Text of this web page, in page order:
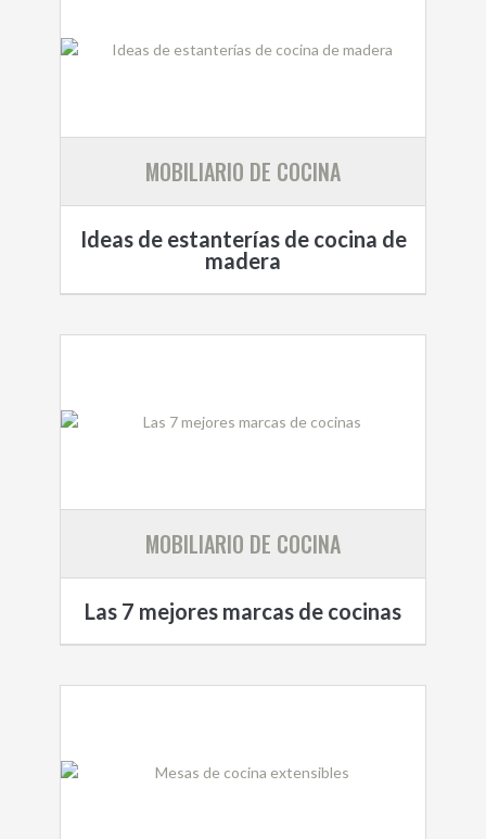
MOBILIARIO DE COCINA
Ideas de estanterías de cocina de
madera
MOBILIARIO DE COCINA
Las 7 mejores marcas de cocinas